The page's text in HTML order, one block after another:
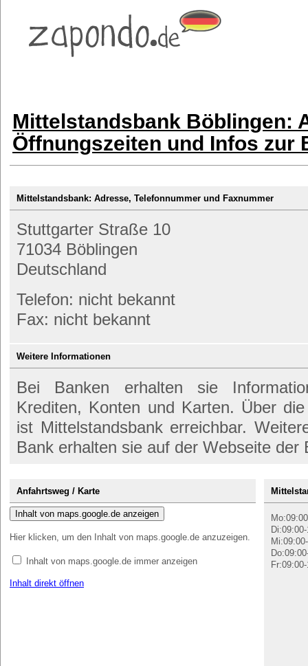
Mittelstandsbank Böblingen:
Öffnungszeiten und Infos zur
Mittelstandsbank: Adresse, Telefonnummer und Faxnummer
Stuttgarter Straße 10
71034 Böblingen
Deutschland
Telefon: nicht bekannt
Fax: nicht bekannt
Weitere Informationen
Bei Banken erhalten sie
Krediten, Konten und Karten. Über
ist Mittelstandsbank erreichbar.
Bank erhalten sie auf der Webseite der
Anfahrtsweg / Karte
Inhalt von maps.google.de anzeigen
Hier klicken, um den Inhalt von maps.google.de anzuzeigen.
Inhalt von maps.google.de immer anzeigen
Inhalt direkt öffnen